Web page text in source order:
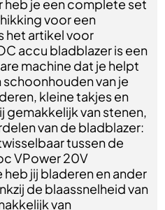
heb je een complete set
voor een
het artikel voor
accu bladblazer is een
machine dat je helpt
van je
kleine takjes en
gemakkelijk van stenen,
van de bladblazer:
tussen de
VPower 20V
jij bladeren en ander
de blaassnelheid van
van